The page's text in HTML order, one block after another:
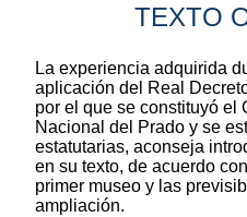
TEXTO
La experiencia adquirida
aplicación del Real
por el que se constituyó el
Nacional del Prado y se
estatutarias, aconseja
en su texto, de acuerdo
primer museo y las
ampliación.